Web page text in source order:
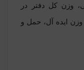
استفاده از کاغذ 80 گرمی، وزن کل دفتر در
این وزن ایده آل، حمل و